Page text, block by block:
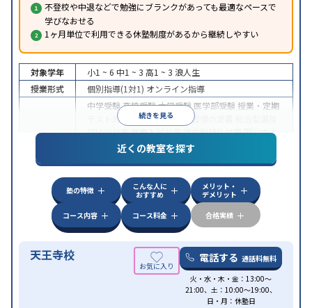
不登校や中退などで勉強にブランクがあっても最適なペースで
学びなおせる
1ヶ月単位で利用できる休塾制度があるから継続しやすい
続きを見る
対象学年 小1 ~ 6 中1 ~ 3 高1 ~ 3 浪人生
授業形式
個別指導(1対1) オンライン指導
中学受験高校受験大学受験 医学部受験 授業・定期
テスト対策
内申点対策 学習習慣の定着
(旧AO)対策推薦入試対策学校別特化対策国公立大
私大対策共通テスト対策
英語・英会話特化
特徴
中高一貫校生に対応授業の振替可能 不登校生に対
オンライン対応 1科目から受講可能発達障害の
子どもに対応
近くの教室を探す
塾の特徴
こんな人に
おすすめ
メリット・
デメリット
コース内容
コース料金 合格実績
天王寺校 電話する 通話料無料
火・水・木・金：13:00～
21:00、土：10:00～19:00、
日・月：休塾日